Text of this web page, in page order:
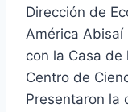
Dirección de
América Abisaí
con la Casa
Centro de
Presentaron la